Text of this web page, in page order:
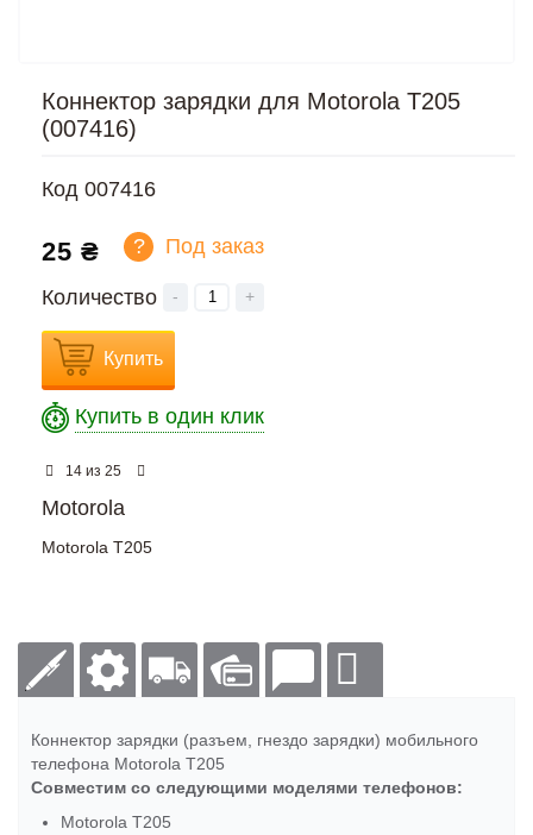
Коннектор зарядки для Motorola T205
(007416)
Код 007416
25 ₴ ? Под заказ
Количество - +
Купить
Купить в один клик
14 из 25
Motorola
Motorola T205
Коннектор зарядки (разъем, гнездо зарядки) мобильного
телефона Motorola T205
Совместим со следующими моделями телефонов:
Motorola T205